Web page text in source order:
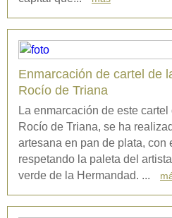
Enmarcación de cartel de
Rocío de Triana
La enmarcación de este
Rocío de Triana, se ha
artesana en pan de plata, con
respetando la paleta del
verde de la Hermandad. ...